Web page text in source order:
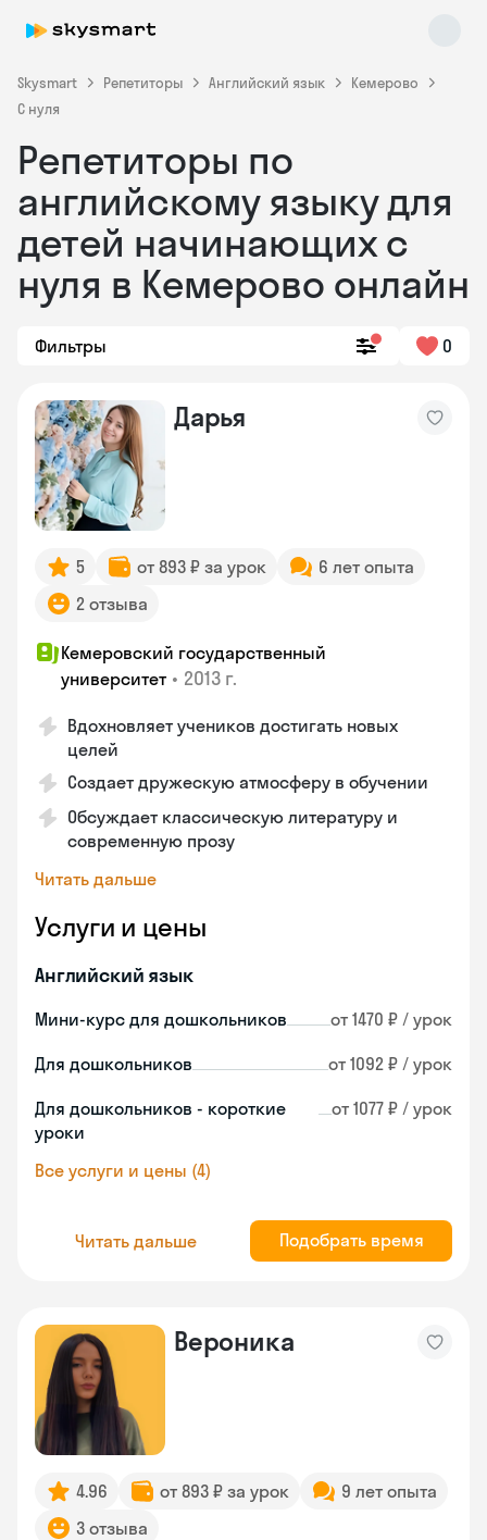
Skysmart Репетиторы Английский язык
Кемерово
С нуля
Репетиторы по
английскому языку для
детей начинающих с
нуля в Кемерово онлайн
Фильтры 0
Дарья
5 от 893 ₽ за урок
6 лет опыта
2 отзыва
Кемеровский государственный
университет • 2013 г.
Вдохновляет учеников достигать новых
целей
Создает дружескую атмосферу в обучении
Обсуждает классическую литературу и
современную прозу
Читать дальше
Услуги и цены
Английский язык
Мини-курс для дошкольников от 1470 ₽ / урок
Для дошкольников от 1092 ₽ / урок
Для дошкольников - короткие
уроки
от 1077 ₽ / урок
Все услуги и цены (4)
Читать дальше Подобрать время
Вероника
4.96 от 893 ₽ за урок
9 лет опыта
3 отзыва
Skysmart Chat